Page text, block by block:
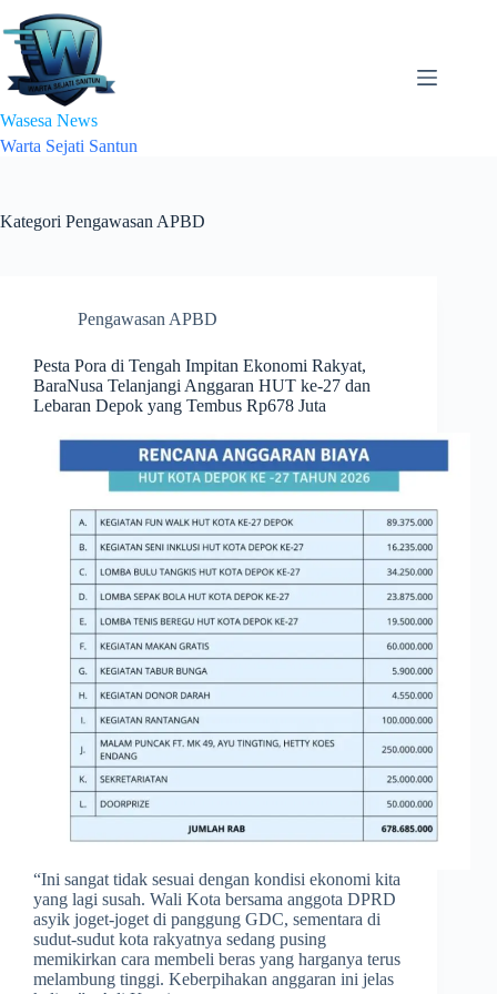
to
content
Wasesa News
Warta Sejati Santun
Kategori Pengawasan APBD
Pengawasan APBD
Pesta Pora di Tengah Impitan Ekonomi Rakyat,
BaraNusa Telanjangi Anggaran HUT ke-27 dan
Lebaran Depok yang Tembus Rp678 Juta
​“Ini sangat tidak sesuai dengan kondisi ekonomi kita
yang lagi susah. Wali Kota bersama anggota DPRD
asyik joget-joget di panggung GDC, sementara di
sudut-sudut kota rakyatnya sedang pusing
memikirkan cara membeli beras yang harganya terus
melambung tinggi. Keberpihakan anggaran ini jelas